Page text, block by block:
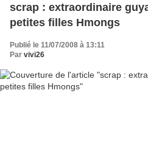
scrap : extraordinaire
petites filles Hmongs
Publié le 11/07/2008 à 13:11
Par vivi26